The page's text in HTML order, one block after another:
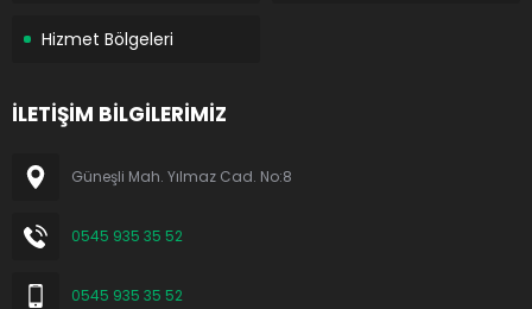
Hizmet Bölgeleri
İLETİŞİM BİLGİLERİMİZ
Güneşli Mah. Yılmaz Cad. No:8
0545 935 35 52
0545 935 35 52